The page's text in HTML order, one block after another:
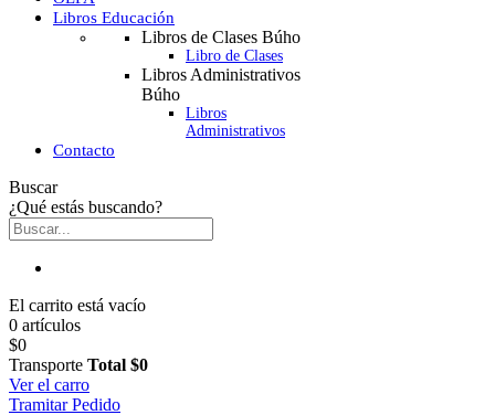
Libros Educación
Libros de Clases Búho
Libro de Clases
Libros Administrativos
Búho
Libros
Administrativos
Contacto
Buscar
¿Qué estás buscando?
El carrito está vacío
0 artículos
$0
Transporte Total $0
Ver el carro
Tramitar Pedido